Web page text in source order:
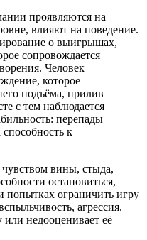
проявляются на
влияют на поведение.
о выигрышах,
сопровождается
Человек
которое
подъёма, прилив
с тем наблюдается
перепады
к
вины, стыда,
остановиться,
попытках ограничить игру
агрессия.
или недооценивает её